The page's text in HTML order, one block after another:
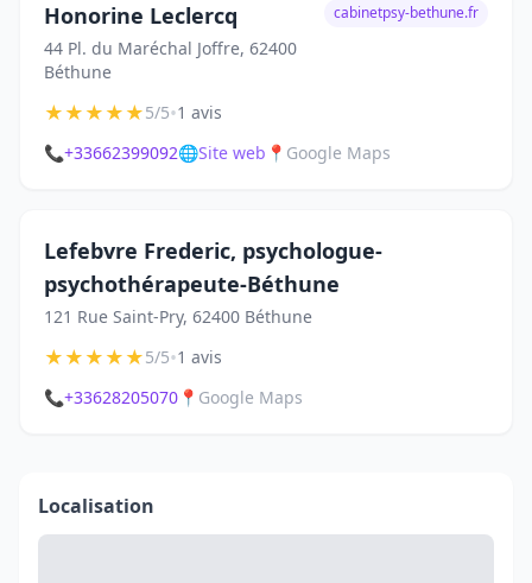
Honorine Leclercq
44 Pl. du Maréchal Joffre, 62400
Béthune
cabinetpsy-bethune.fr
★★★★★5/5•1 avis
📞+33662399092🌐Site web 📍 Google Maps
Lefebvre Frederic, psychologue-
psychothérapeute-Béthune
121 Rue Saint-Pry, 62400 Béthune
★★★★★5/5•1 avis
📞+33628205070 📍 Google Maps
Localisation